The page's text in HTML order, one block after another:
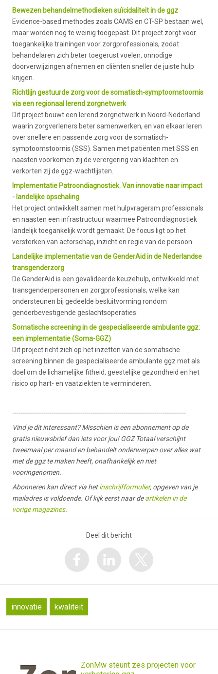
Bewezen behandelmethodieken suïcidaliteit in de ggz
Evidence-based methodes zoals CAMS en CT-SP bestaan wel,
maar worden nog te weinig toegepast. Dit project zorgt voor
toegankelijke trainingen voor zorgprofessionals, zodat
behandelaren zich beter toegerust voelen, onnodige
doorverwijzingen afnemen en cliënten sneller de juiste hulp
krijgen.
Richtlijn gestuurde zorg voor de somatisch-symptoomstoornis
via een regionaal lerend zorgnetwerk
Dit project bouwt een lerend zorgnetwerk in Noord-Nederland
waarin zorgverleners beter samenwerken, en van elkaar leren
over snellere en passende zorg voor de somatisch-
symptoomstoornis (SSS). Samen met patiënten met SSS en
naasten voorkomen zij de verergering van klachten en
verkorten zij de ggz-wachtlijsten.
Implementatie Patroondiagnostiek. Van innovatie naar impact
- landelijke opschaling
Het project ontwikkelt samen met hulpvragersm professionals
en naasten een infrastructuur waarmee Patroondiagnostiek
landelijk toegankelijk wordt gemaakt. De focus ligt op het
versterken van actorschap, inzicht en regie van de persoon.
Landelijke implementatie van de GenderAid in de Nederlandse
transgenderzorg
De GenderAid is een gevalideerde keuzehulp, ontwikkeld met
transgenderpersonen en zorgprofessionals, welke kan
ondersteunen bij gedeelde besluitvorming rondom
genderbevestigende geslachtsoperaties.
Somatische screening in de gespecialiseerde ambulante ggz:
een implementatie (Soma-GGZ)
Dit project richt zich op het inzetten van de somatische
screening binnen de gespecialiseerde ambulante ggz met als
doel om de lichamelijke fitheid, geestelijke gezondheid en het
risico op hart- en vaatziekten te verminderen.
-----------------------------------------------------------------------------------------
Vind je dit interessant? Misschien is een abonnement op de
gratis nieuwsbrief dan iets voor jou! GGZ Totaal verschijnt
tweemaal per maand en behandelt onderwerpen over alles wat
met de ggz te maken heeft, onafhankelijk en niet
vooringenomen.
Abonneren kan direct via hetinschrijfformulier, opgeven van je
mailadres is voldoende. Of kijk eerst naar deartikelen in de
vorige magazines.
Deel dit bericht
innovatie kwaliteit
ZonMw steunt zes projecten voor